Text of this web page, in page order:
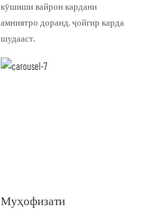
кӯшиши вайрон кардани
амниятро доранд, ҷойгир карда
шудааст.
Муҳофизати